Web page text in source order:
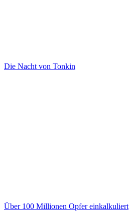
Die Nacht von Tonkin
Über 100 Millionen Opfer einkalkuliert